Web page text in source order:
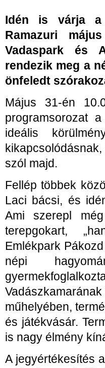
Idén is várja a
Ramazuri
Vadaspark és
rendezik meg a
önfeledt
Május 31-én
programsorozat
ideális
szól majd.
Fellép többek
Laci bácsi, és
Ami szerepl
terepgokart,
Emlékpark
népi
műhelyében,
és játékvásár.
is nagy élmény
A jegyértékesítés